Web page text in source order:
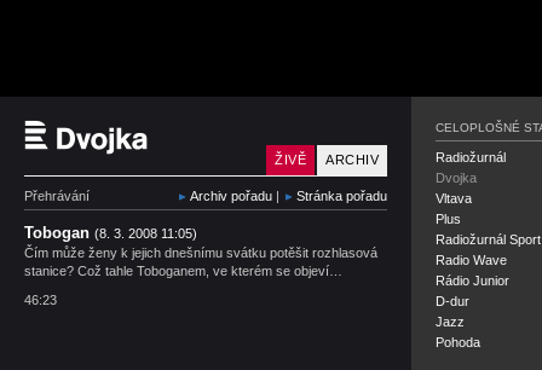
Český rozhlas Dvojka
ARCHIV
ŽIVĚ
Přehrávání Archiv pořadu | Stránka pořadu
Tobogan (8. 3. 2008 11:05)
Čím může ženy k jejich dnešnímu svátku potěšit rozhlasová
stanice? Což tahle Toboganem, ve kterém se objeví…
46:23
CELOPLOŠNÉ
Radiožurnál
Dvojka
Vltava
Plus
Radiožurnál Sport
Radio Wave
Rádio Junior
D-dur
Jazz
Pohoda